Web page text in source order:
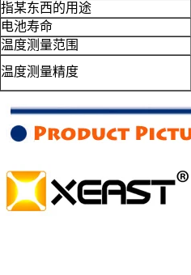
指某东西的用途
电池寿命
温度测量范围
温度测量精度